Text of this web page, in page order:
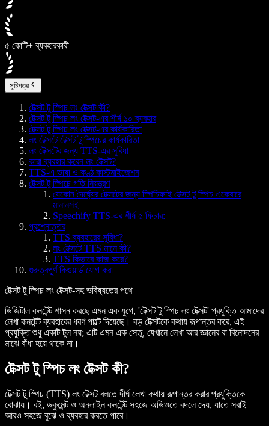
৫ কোটি+ ব্যবহারকারী
সূচিপত্র
টেক্সট টু স্পিচ লং টেক্সট কী?
টেক্সট টু স্পিচ লং টেক্সট-এর শীর্ষ ১০ ব্যবহার
টেক্সট টু স্পিচ লং টেক্সট-এর কার্যকারিতা
লং টেক্সটে টেক্সট টু স্পিচের কার্যকারিতা
লং টেক্সটের জন্য TTS-এর সুবিধা
কারা ব্যবহার করেন লং টেক্সট?
TTS-এ ভাষা ও কণ্ঠ কাস্টমাইজেশন
টেক্সট টু স্পিচে গতি নিয়ন্ত্রণ
যেকোন দৈর্ঘ্যের টেক্সটের জন্য স্পিচিফাই টেক্সট টু স্পিচ একেবারে
মানানসই
Speechify TTS-এর শীর্ষ ৫ ফিচার:
প্রশ্নোত্তর
TTS ব্যবহারের সুবিধা?
লং টেক্সটে TTS মানে কী?
TTS কিভাবে কাজ করে?
গুরুত্বপূর্ণ কিওয়ার্ড যোগ করা
টেক্সট টু স্পিচ লং টেক্সট-সহ ভবিষ্যতের পথে
ডিজিটাল কনটেন্ট শাসন করছে এমন এক যুগে, 'টেক্সট টু স্পিচ লং টেক্সট' প্রযুক্তি আমাদের
লেখা কনটেন্ট ব্যবহারের ধরণ পাল্টে দিয়েছে। বড় টেক্সটকে কথায় রূপান্তর করে, এই
প্রযুক্তি শুধু একটি টুল নয়; এটি এমন এক সেতু, যেখানে লেখা আর জ্ঞানের বা বিনোদনের
মাঝে বাঁধা হয়ে থাকে না।
টেক্সট টু স্পিচ লং টেক্সট কী?
টেক্সট টু স্পিচ (TTS) লং টেক্সট বলতে দীর্ঘ লেখা কথায় রূপান্তর করার প্রযুক্তিকে
বোঝায়। বই, ডকুমেন্ট ও অনলাইন কনটেন্ট সহজে অডিওতে বদলে দেয়, যাতে সবাই
আরও সহজে বুঝে ও ব্যবহার করতে পারে।